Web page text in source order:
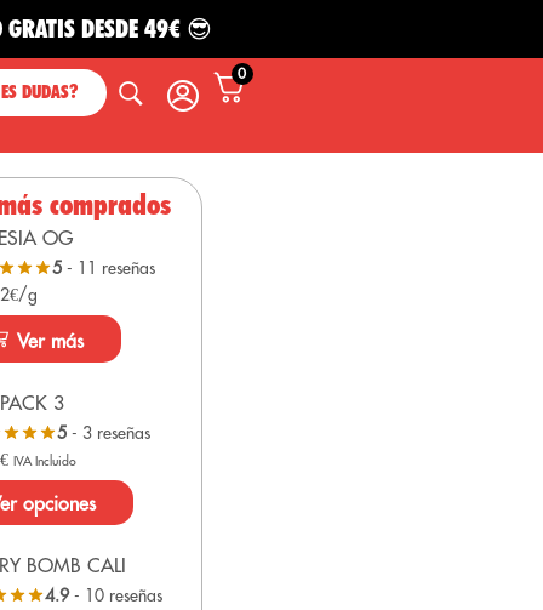
DESDE 49€ 😎
DUDAS?
0
comprados
OG
5- 11 reseñas
2€/g
Ver más
3
5- 3 reseñas
€ IVA Incluido
opciones
BOMB CALI
4.9- 10 reseñas